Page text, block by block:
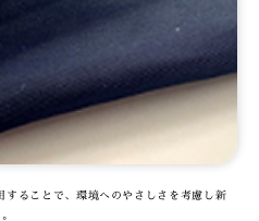
ることで、環境へのやさしさを考慮し新